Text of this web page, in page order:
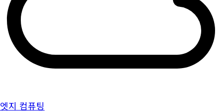
엣지 컴퓨팅